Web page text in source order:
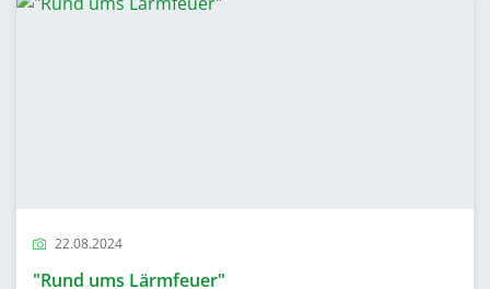
22.08.2024
"Rund ums Lärmfeuer"